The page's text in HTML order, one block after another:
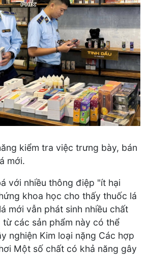
kiểm tra việc trưng bày, bán
mới.
với nhiều thông điệp "ít hại
khoa học cho thấy thuốc lá
mới vẫn phát sinh nhiều chất
từ các sản phẩm này có thể
nghiện Kim loại nặng Các hợp
Một số chất có khả năng gây